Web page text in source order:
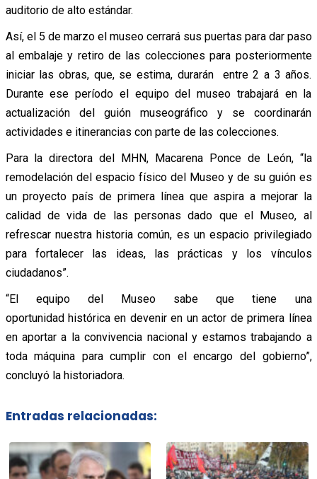
auditorio de alto estándar.
Así, el 5 de marzo el museo cerrará sus puertas para dar paso
al embalaje y retiro de las colecciones para posteriormente
iniciar las obras, que, se estima, durarán entre 2 a 3 años.
Durante ese período el equipo del museo trabajará en la
actualización del guión museográfico y se coordinarán
actividades e itinerancias con parte de las colecciones.
Para la directora del MHN, Macarena Ponce de León, “la
remodelación del espacio físico del Museo y de su guión es
un proyecto país de primera línea que aspira a mejorar la
calidad de vida de las personas dado que el Museo, al
refrescar nuestra historia común, es un espacio privilegiado
para fortalecer las ideas, las prácticas y los vínculos
ciudadanos”.
“El equipo del Museo sabe que tiene una
oportunidad histórica en devenir en un actor de primera línea
en aportar a la convivencia nacional y estamos trabajando a
toda máquina para cumplir con el encargo del gobierno”,
concluyó la historiadora.
Entradas relacionadas: